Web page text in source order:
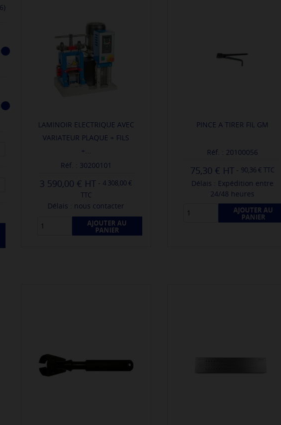
LAMINOIR ELECTRIQUE AVEC
VARIATEUR PLAQUE + FILS
+...
Réf. : 30200101
3 590,00 € -4 308,00 €
TTC
Délais : nous contacter
AJOUTER AU
PANIER
PINCE A TIRER FIL GM
Réf. : 20100056
75,30 € - 90,36 € TTC
Délais : Expédition entre
24/48 heures
AJOUTER AU
PANIER